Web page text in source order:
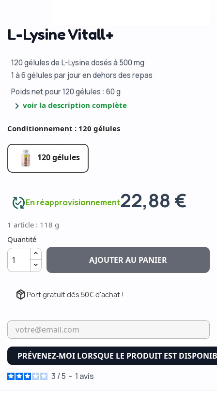
L-Lysine Vitall+
120 gélules de L-Lysine dosés à 500 mg
1 à 6 gélules par jour en dehors des repas
Poids net pour 120 gélules : 60 g
chevron_right voir la description complète
Conditionnement : 120 gélules
120 gélules
published_with_changesEn réapprovisionnement22,88 €
1 article : 118 g
Quantité
AJOUTER AU PANIER
package_2 Port gratuit dès 50€ d'achat !
PRÉVENEZ-MOI LORSQUE LE PRODUIT EST
3 /5 - 1 avis